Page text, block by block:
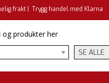
frakt | Trygg handel med Klarna
og produkter her
SE ALLE